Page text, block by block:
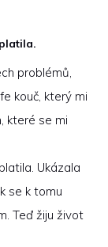
problémů,
kouč, který mi
které se mi
Ukázala
se k tomu
Teď žiju život